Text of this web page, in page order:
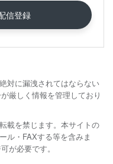
信登録
対に漏洩されてはならない
厳しく情報を管理しており
載を禁じます。本サイトの
ル・FAXする等を含みま
が必要です。